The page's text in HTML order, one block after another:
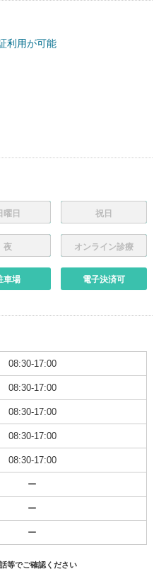
利用が可能
曜日 祝日
夜 オンライン診療
車場 電子決済可
08:30-17:00
08:30-17:00
08:30-17:00
08:30-17:00
08:30-17:00
ー
ー
ー
等でご確認ください